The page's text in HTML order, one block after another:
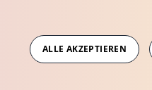
ALLE AKZEPTIEREN